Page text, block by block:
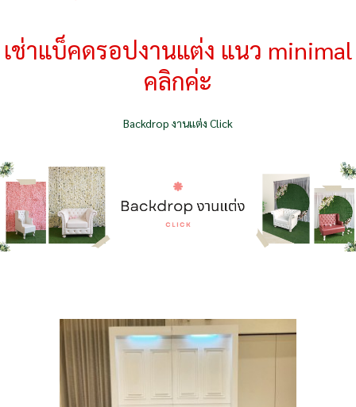
เช่าแบ็คดรอปงานแต่ง แนว minimal
คลิกค่ะ
Backdrop งานแต่ง Click